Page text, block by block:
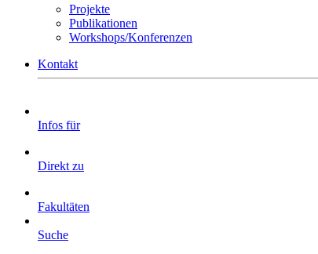
Projekte
Publikationen
Workshops/Konferenzen
Kontakt
Infos für
Direkt zu
Fakultäten
Suche